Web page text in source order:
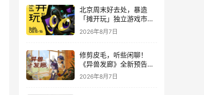
北京周末好去处，暴造
「摊开玩」独立游戏市集
正式开票！
2026年8月7日
修剪皮毛，听些闲聊！
《异兽发廊》全新预告与
Steam免费试玩公开
2026年8月7日